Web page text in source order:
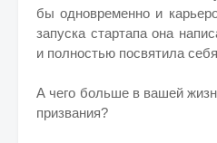
бы одновременно и
запуска стартапа она
и полностью посвятила
А чего больше в вашей
призвания?